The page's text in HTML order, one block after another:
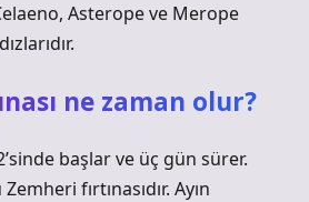
Asterope ve Merope
ne zaman olur?
başlar ve üç gün sürer.
fırtınasıdır. Ayın